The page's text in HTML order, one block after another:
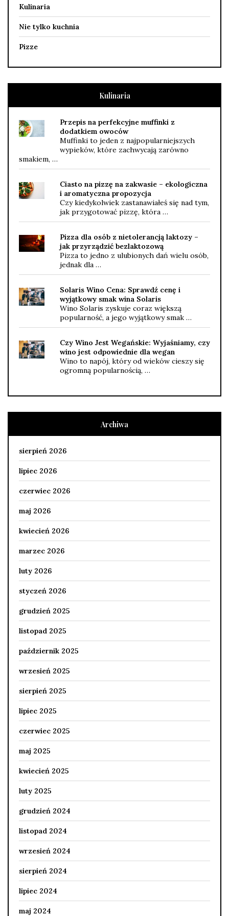
Kulinaria
Nie tylko kuchnia
Pizze
Kulinaria
Przepis na perfekcyjne muffinki z
dodatkiem owoców
Muffinki to jeden z najpopularniejszych
wypieków, które zachwycają zarówno
smakiem, …
Ciasto na pizzę na zakwasie – ekologiczna
i aromatyczna propozycja
Czy kiedykolwiek zastanawiałeś się nad tym,
jak przygotować pizzę, która …
Pizza dla osób z nietolerancją laktozy –
jak przyrządzić bezlaktozową
Pizza to jedno z ulubionych dań wielu osób,
jednak dla …
Solaris Wino Cena: Sprawdź cenę i
wyjątkowy smak wina Solaris
Wino Solaris zyskuje coraz większą
popularność, a jego wyjątkowy smak …
Czy Wino Jest Wegańskie: Wyjaśniamy, czy
wino jest odpowiednie dla wegan
Wino to napój, który od wieków cieszy się
ogromną popularnością, …
Archiwa
sierpień 2026
lipiec 2026
czerwiec 2026
maj 2026
kwiecień 2026
marzec 2026
luty 2026
styczeń 2026
grudzień 2025
listopad 2025
październik 2025
wrzesień 2025
sierpień 2025
lipiec 2025
czerwiec 2025
maj 2025
kwiecień 2025
luty 2025
grudzień 2024
listopad 2024
wrzesień 2024
sierpień 2024
lipiec 2024
maj 2024